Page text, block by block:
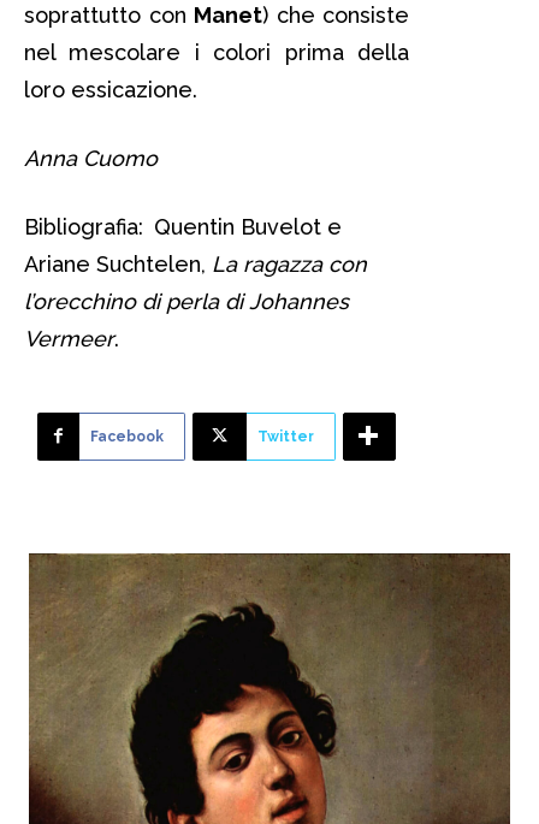
soprattutto con Manet) che consiste
nel mescolare i colori prima della
loro essicazione.
Anna Cuomo
Bibliografia: Quentin Buvelot e
Ariane Suchtelen, La ragazza con
l’orecchino di perla di Johannes
Vermeer.
Facebook Twitter